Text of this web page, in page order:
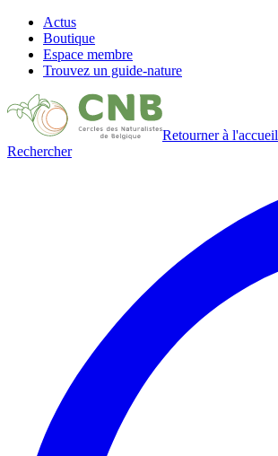
Actus
Boutique
Espace membre
Trouvez un guide-nature
Retourner à l'accueil
Rechercher